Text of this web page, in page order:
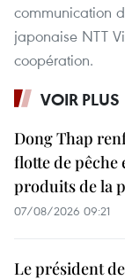
communication
japonaise NTT
coopération.
VOIR PLUS
Dong Thap
flotte de pêche
produits de la
07/08/2026 09:21
Le président